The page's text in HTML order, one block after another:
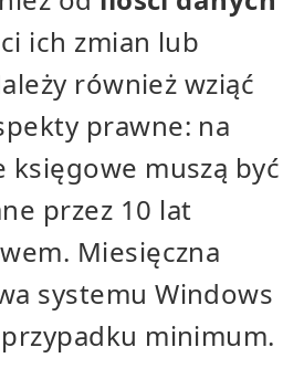
ich zmian lub
również wziąć
prawne: na
księgowe muszą być
przez 10 lat
Miesięczna
systemu Windows
minimum.